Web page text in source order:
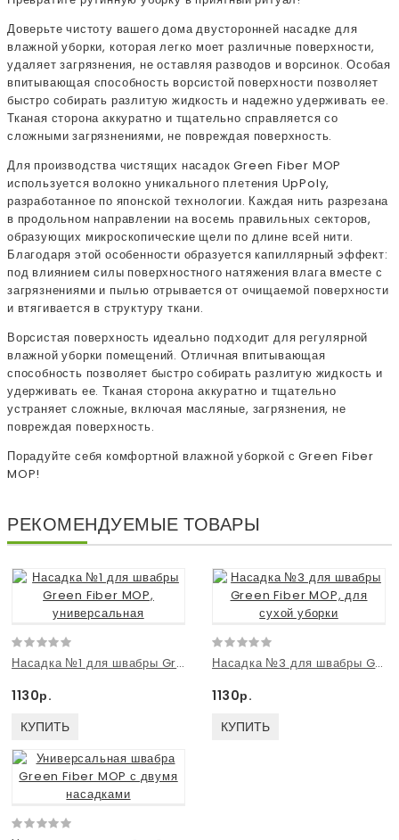
Доверьте чистоту вашего дома двусторонней насадке для
влажной уборки, которая легко моет различные поверхности,
удаляет загрязнения, не оставляя разводов и ворсинок. Особая
впитывающая способность ворсистой поверхности позволяет
быстро собирать разлитую жидкость и надежно удерживать ее.
Тканая сторона аккуратно и тщательно справляется со
сложными загрязнениями, не повреждая поверхность.
Для производства чистящих насадок Green Fiber MOP
используется волокно уникального плетения UpPoly,
разработанное по японской технологии. Каждая нить разрезана
в продольном направлении на восемь правильных секторов,
образующих микроскопические щели по длине всей нити.
Благодаря этой особенности образуется капиллярный эффект:
под влиянием силы поверхностного натяжения влага вместе с
загрязнениями и пылью отрывается от очищаемой поверхности
и втягивается в структуру ткани.
Ворсистая поверхность идеально подходит для регулярной
влажной уборки помещений. Отличная впитывающая
способность позволяет быстро собирать разлитую жидкость и
удерживать ее. Тканая сторона аккуратно и тщательно
устраняет сложные, включая масляные, загрязнения, не
повреждая поверхность.
Порадуйте себя комфортной влажной уборкой с Green Fiber
MOP!
РЕКОМЕНДУЕМЫЕ ТОВАРЫ
Насадка №1 для швабры Green Fiber MOP, универсальная
1130р.
КУПИТЬ
Насадка №3 для швабры Green Fiber MOP, для сухой уборки
1130р.
КУПИТЬ